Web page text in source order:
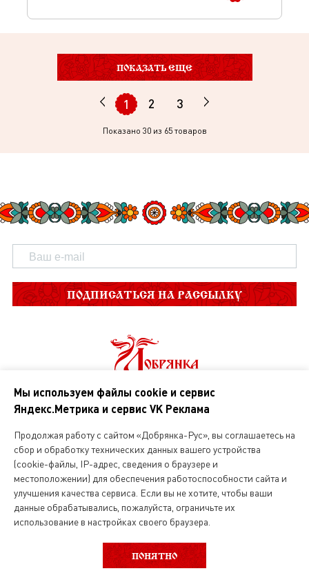
ПОКАЗАТЬ ЕЩЕ
1 2 3
Показано 30из 65 товаров
ПОДПИСАТЬСЯ НА РАССЫЛКУ
О нас
Магазин русской кухни
Вакансии
Интернет магазин
О службе доставки
Мы используем файлы cookie и сервис
Яндекс.Метрика и сервис VK Реклама
Продолжая работу с сайтом «Добрянка-Рус», вы соглашаетесь на
сбор и обработку технических данных вашего устройства
(cookie-файлы, IP-адрес, сведения о браузере и
местоположении) для обеспечения работоспособности сайта и
улучшения качества сервиса. Если вы не хотите, чтобы ваши
данные обрабатывались, пожалуйста, ограничьте их
использование в настройках своего браузера.
ПОНЯТНО